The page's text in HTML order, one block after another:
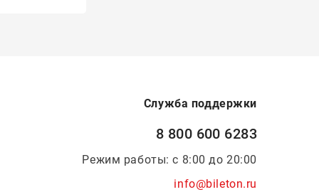
Служба поддержки
8 800 600 6283
Режим работы: с 8:00 до 20:00
info@bileton.ru